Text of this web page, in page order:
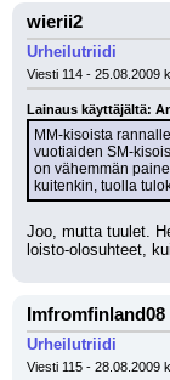
wierii2
Urheilutriidi
Viesti 114 - 25.08.2009
Lainaus käyttäjältä:
MM-kisoista
vuotiaiden SM-
on vähemmän
kuitenkin, tuolla
Joo, mutta tuulet.
loisto-olosuhteet,
Imfromfinland08
Urheilutriidi
Viesti 115 - 28.08.2009